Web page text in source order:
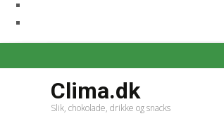
Clima.dk
Slik, chokolade, drikke og snacks